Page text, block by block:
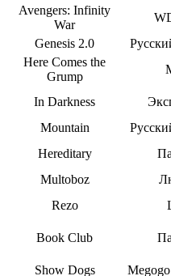
Avengers: Infinity
War
Genesis 2.0
Here Comes the
Grump
In Darkness
Mountain
Hereditary
Multoboz
Rezo
Book Club
Show Dogs